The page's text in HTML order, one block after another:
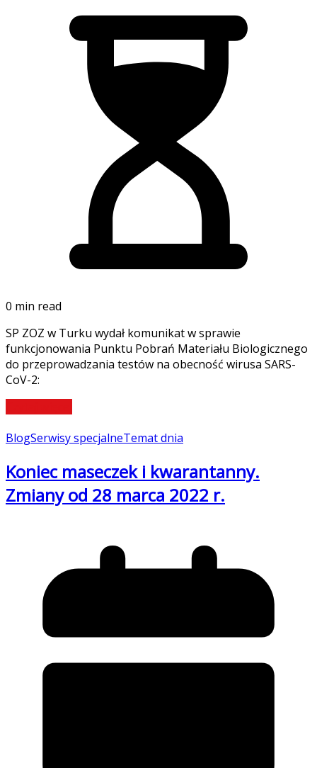
0 min read
SP ZOZ w Turku wydał komunikat w sprawie
funkcjonowania Punktu Pobrań Materiału Biologicznego
do przeprowadzania testów na obecność wirusa SARS-
CoV-2:
BlogSerwisy specjalneTemat dnia
Koniec maseczek i kwarantanny.
Zmiany od 28 marca 2022 r.